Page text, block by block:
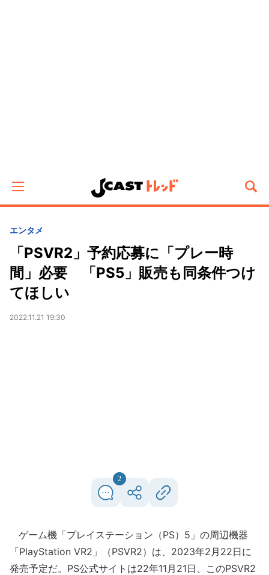
エンタメ
「PSVR2」予約応募に「プレー時
間」必要 「PS5」販売も同条件つけ
てほしい
2022.11.21 19:30
2
ゲーム機「プレイステーション（PS）5」の周辺機器
「PlayStation VR2」（PSVR2）は、2023年2月22日に
発売予定だ。PS公式サイトは22年11月21日、このPSVR2